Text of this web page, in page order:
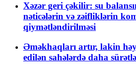
Xəzər geri çəkilir: su
nəticələrin və zəifliklərin
qiymətləndirilməsi
Əməkhaqları artır, lakin
edilən sahələrdə daha